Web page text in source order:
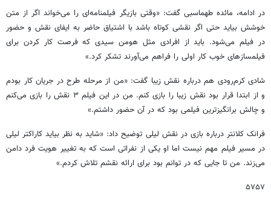
در ادامه، مائده طهماسبی گفت: «وقتی بازیگر فیلمنامه‌ای را می‌خواند اگر از متن
خوشش بیاید حتی اگر نقشی کوتاه باشد با اشتیاق حاضر به ایفای نقش و حضور
در فیلم می‌شود. باید از افرادی مثل هومن سیدی که فرصت کار کردن برای
فیلمسازهای خوب کار اولی را فراهم می‌آورند تشکر کرد.»
شادی کرم‌رودی هم درباره نقش زیبا گفت: «من از مرحله طرح در جریان کار بودم
و از ابتدا قرار بود نقش زیبا را بازی کنم. من در این فیلم ۳ نقش را بازی می‌کنم
و چالش‌ برانگیزترین‌ فیلمی‌ بود که در آن حضور داشتم.»
فرانک کلانتر درباره بازی در نقش لیلی توضیح داد: «شاید به نظر بیاید کاراکتر لیلی
در مسیر فیلم مهم نیست اما او یکی از نفراتی است که به تغییر هویت فرد دامن
می‌زند. من تا جایی که در توانم بود برای ارائه نقشم تلاش کردم.»
۵۷۵۷